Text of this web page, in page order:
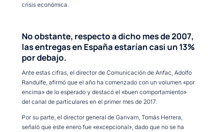
crisis económica.
No obstante, respecto a dicho mes de 2007,
las entregas en España estarían casi un 13%
por debajo.
Ante estas cifras, el director de Comunicación de Anfac, Adolfo
Randulfe, afirmó que el año ha comenzado con un volumen «por
encima» de lo esperado y destacó el «buen comportamiento»
del canal de particulares en el primer mes de 2017.
Por su parte, el director general de Ganvam, Tomás Herrera,
señaló que este enero fue «excepcional», dado que no se ha